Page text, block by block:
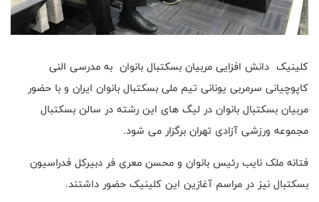
کلینیک دانش افزایی مربیان بسکتبال بانوان به مدرسی النی
کاپوچیانی سرمربی یونانی تیم ملی بسکتبال بانوان ایران و با حضور
مربیان بسکتبال بانوان در لیگ های این رشته در سالن بسکتبال
مجموعه ورزشی آزادی تهران برگزار می شود.
فتانه ملک نایب رئیس بانوان و محسن معری فر دبیرکل فدراسیون
بسکتبال نیز در مراسم آغازین این کلینیک حضور داشتند.